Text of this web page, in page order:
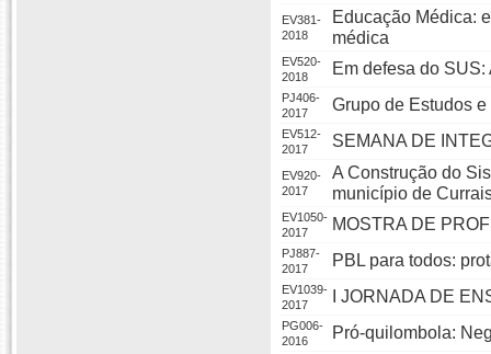
EV381-
2018
Educação Médica:
médica
EV520-
2018
Em defesa do
PJ406-
2017
Grupo de Estudos
EV512-
2017
SEMANA DE
EV920-
2017
A Construção do
município de
EV1050-
2017
MOSTRA DE
PJ887-
2017
PBL para todos:
EV1039-
2017
I JORNADA DE
PG006-
2016
Pró-quilombola: